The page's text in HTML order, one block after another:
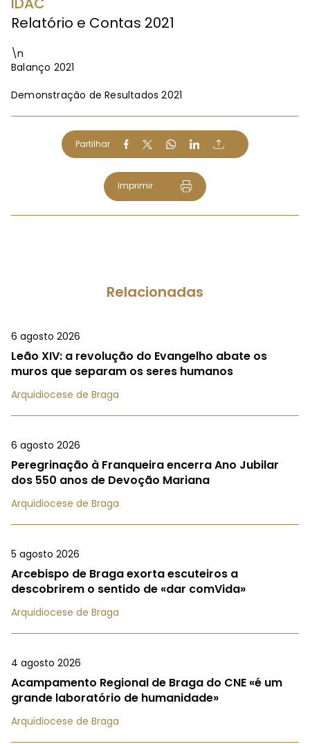
Relatório e Contas 2021
\n
Balanço 2021
Demonstração de Resultados 2021
Partilhar
Imprimir
Relacionadas
6 agosto 2026
Leão XIV: a revolução do Evangelho abate os
muros que separam os seres humanos
Arquidiocese de Braga
6 agosto 2026
Peregrinação à Franqueira encerra Ano Jubilar
dos 550 anos de Devoção Mariana
Arquidiocese de Braga
5 agosto 2026
Arcebispo de Braga exorta escuteiros a
descobrirem o sentido de «dar comVida»
Arquidiocese de Braga
4 agosto 2026
Acampamento Regional de Braga do CNE «é um
grande laboratório de humanidade»
Arquidiocese de Braga